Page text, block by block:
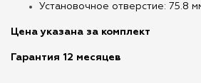
Установочное отверстие: 75.8
Цена указана за комплект
Гарантия 12 месяцев